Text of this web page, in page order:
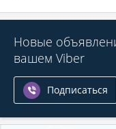
Новые
вашем Viber
Подписаться